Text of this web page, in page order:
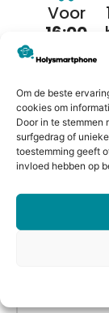
Om de beste
cookies om
Door in te
surfgedrag of
toestemming geeft
invloed hebben op
Voor
16:00
besteld,
morgen
in huis*